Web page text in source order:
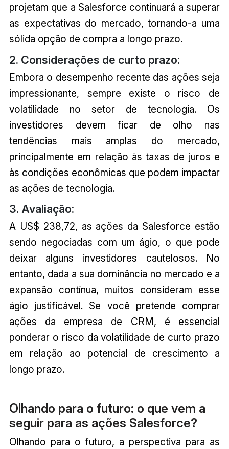
projetam que a Salesforce continuará a superar
as expectativas do mercado, tornando-a uma
sólida opção de compra a longo prazo.
2. Considerações de curto prazo:
Embora o desempenho recente das ações seja
impressionante, sempre existe o risco de
volatilidade no setor de tecnologia. Os
investidores devem ficar de olho nas
tendências mais amplas do mercado,
principalmente em relação às taxas de juros e
às condições econômicas que podem impactar
as ações de tecnologia.
3. Avaliação:
A US$ 238,72, as ações da Salesforce estão
sendo negociadas com um ágio, o que pode
deixar alguns investidores cautelosos. No
entanto, dada a sua dominância no mercado e a
expansão contínua, muitos consideram esse
ágio justificável. Se você pretende comprar
ações da empresa de CRM, é essencial
ponderar o risco da volatilidade de curto prazo
em relação ao potencial de crescimento a
longo prazo.
Olhando para o futuro: o que vem a
seguir para as ações Salesforce?
Olhando para o futuro, a perspectiva para as